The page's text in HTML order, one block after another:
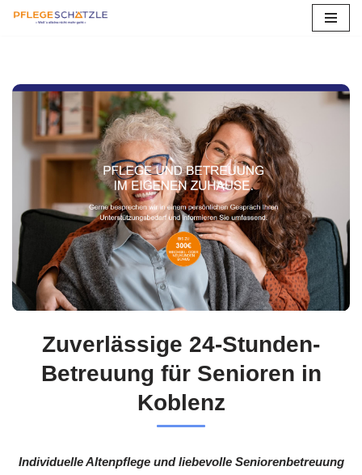
springen
Stelle
Zuverlässige 24-Stunden-
Betreuung für Senioren in
Koblenz
Individuelle Altenpflege und liebevolle Seniorenbetreuung